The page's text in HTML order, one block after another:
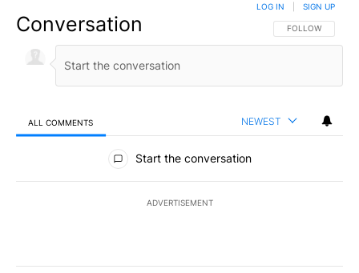
Conversation FOLLOW THIS
FOLLOW
LOG IN SIGN UP
ALL COMMENTS NEWEST
All Comments
Start the conversation
ADVERTISEMENT